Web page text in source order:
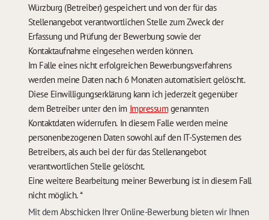
Würzburg (Betreiber) gespeichert und von der für das
Stellenangebot verantwortlichen Stelle zum Zweck der
Erfassung und Prüfung der Bewerbung sowie der
Kontaktaufnahme eingesehen werden können.
Im Falle eines nicht erfolgreichen Bewerbungsverfahrens
werden meine Daten nach 6 Monaten automatisiert gelöscht.
Diese Einwilligungserklärung kann ich jederzeit gegenüber
dem Betreiber unter den im Impressumgenannten
Kontaktdaten widerrufen. In diesem Falle werden meine
personenbezogenen Daten sowohl auf den IT-Systemen des
Betreibers, als auch bei der für das Stellenangebot
verantwortlichen Stelle gelöscht.
Eine weitere Bearbeitung meiner Bewerbung ist in diesem Fall
nicht möglich.*
Mit dem Abschicken Ihrer Online-Bewerbung bieten wir Ihnen